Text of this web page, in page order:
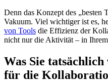
Denn das Konzept des „besten
Vakuum. Viel wichtiger ist es,
von Tools die Effizienz der
nicht nur die Aktivität – in
Was Sie
für die